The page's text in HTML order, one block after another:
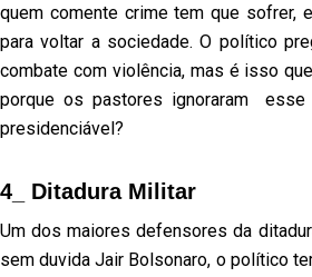
quem comente crime tem que sofrer,
para voltar a sociedade. O político
combate com violência, mas é isso
porque os pastores ignoraram esse
presidenciável?
4_ Ditadura Militar
Um dos maiores defensores da
sem duvida Jair Bolsonaro, o político